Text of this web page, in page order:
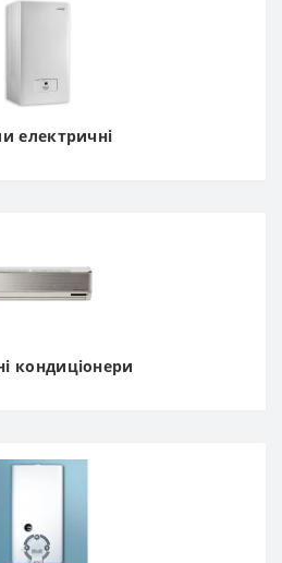
електричні
кондиціонери